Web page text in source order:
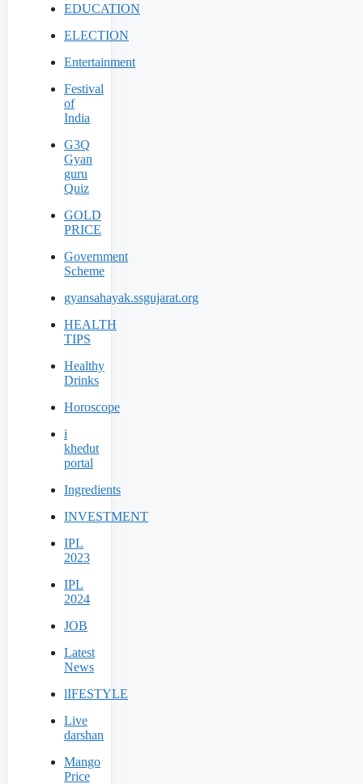
EDUCATION
ELECTION
Entertainment
Festival
of
India
G3Q
Gyan
guru
Quiz
GOLD
PRICE
Government
Scheme
gyansahayak.ssgujarat.org
HEALTH
TIPS
Healthy
Drinks
Horoscope
i
khedut
portal
Ingredients
INVESTMENT
IPL
2023
IPL
2024
JOB
Latest
News
lIFESTYLE
Live
darshan
Mango
Price